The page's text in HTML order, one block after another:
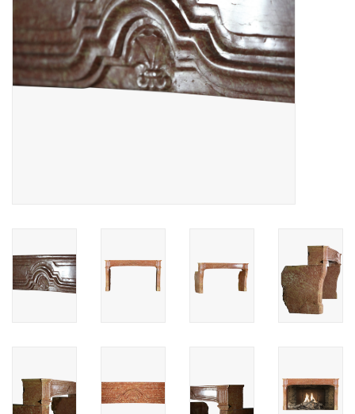
Vloeren - Steen, Terra Cotta
& Marmer
Login